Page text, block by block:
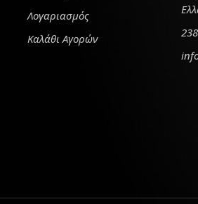
Λογαριασμός
Καλάθι Αγορών